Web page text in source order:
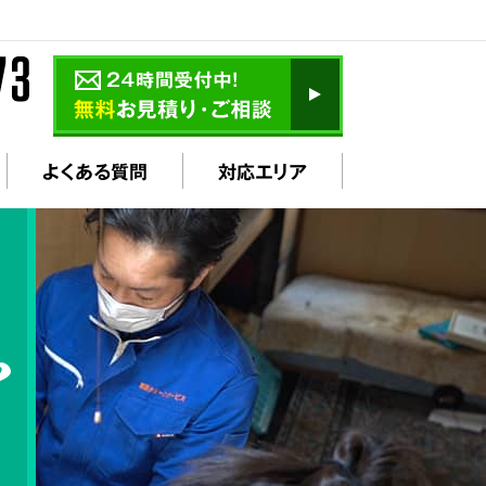
よくある質問 対応エリア